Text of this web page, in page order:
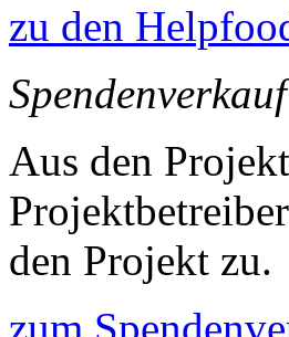
zu den
Spendenverkauf
Aus den
den Projekt zu.
zum